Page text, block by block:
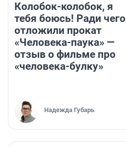
Колобок-колобок, я
тебя боюсь! Ради чего
отложили прокат
«Человека-паука» —
отзыв о фильме про
«человека-булку»
Надежда Губарь